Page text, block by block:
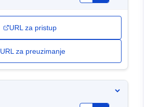
URL za pristup
URL za preuzimanje